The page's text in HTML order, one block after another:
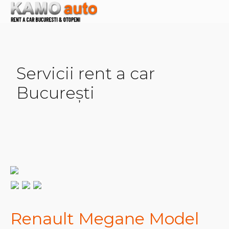
Servicii rent a car
București
Renault Megane Model